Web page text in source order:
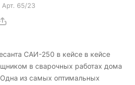
Арт. 65/23
САИ-250 в кейсе в кейсе
в сварочных работах дома
из самых оптимальных